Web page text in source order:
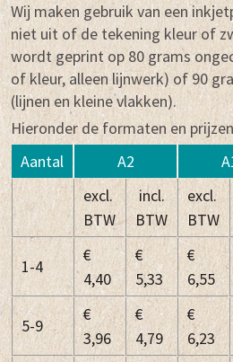
Wij maken gebruik van een
niet uit of de tekening kleur of
wordt geprint op 80 grams
of kleur, alleen lijnwerk) of 90
(lijnen en kleine vlakken).
Hieronder de formaten en
Aantal
A2
excl.
BTW
incl.
BTW
excl.
BTW
1-4
€
4,40
€
5,33
€
6,55
5-9
€
3,96
€
4,79
€
6,23